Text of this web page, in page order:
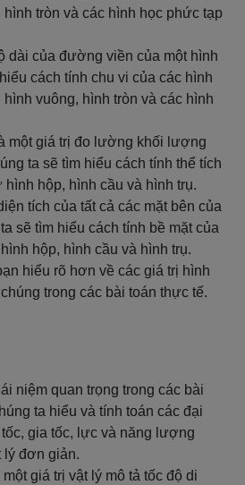
tròn và các hình học phức tạp
dài của đường viền của một hình
cách tính chu vi của các hình
vuông, hình tròn và các hình
một giá trị đo lường khối lượng
ta sẽ tìm hiểu cách tính thể tích
hộp, hình cầu và hình trụ.
tích của tất cả các mặt bên của
sẽ tìm hiểu cách tính bề mặt của
hộp, hình cầu và hình trụ.
hiểu rõ hơn về các giá trị hình
trong các bài toán thực tế.
niệm quan trọng trong các bài
ta hiểu và tính toán các đại
gia tốc, lực và năng lượng
lý đơn giản.
giá trị vật lý mô tả tốc độ di